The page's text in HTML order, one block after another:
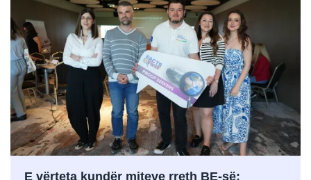
E vërteta kundër miteve rreth BE-së: